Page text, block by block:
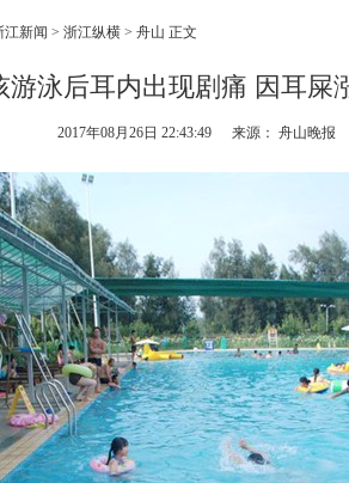
江新闻 > 浙江纵横 > 舟山 正文
游泳后耳内出现剧痛 因耳屎
2017年08月26日 22:43:49 来源： 舟山晚报